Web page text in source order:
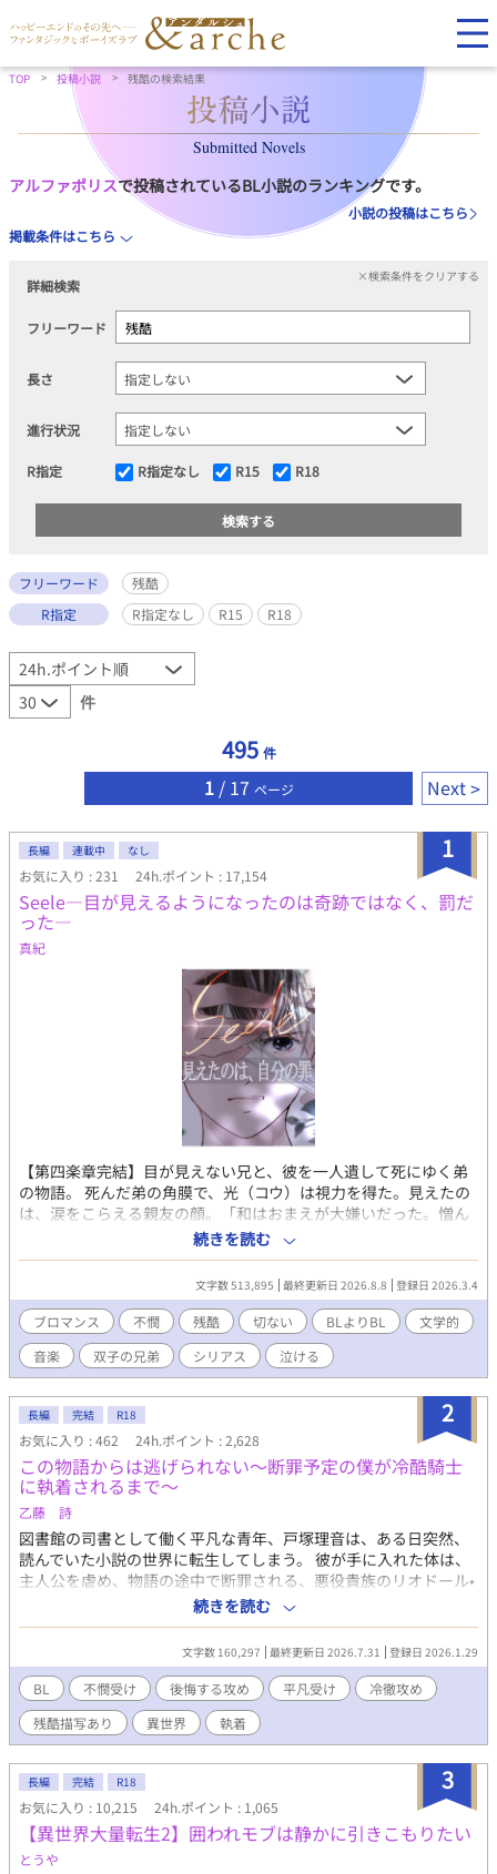
TOP 投稿小説 残酷の検索結果
Submitted Novels
アルファポリスで投稿されているBL小説のランキングです。
小説の投稿はこちら
掲載条件はこちら
詳細検索
×検索条件をクリアする
フリーワード
長さ
進行状況
R指定 R指定なし R15 R18
フリーワード
残酷
R指定
R指定なし R15 R18
件
495 件
1/ 17 ページ Next
1
長編 連載中 なし
お気に入り : 231 24h.ポイント : 17,154
Seele―目が見えるようになったのは奇跡ではなく、罰だ
った―
真紀
【第四楽章完結】目が見えない兄と、彼を一人遺して死にゆく弟
の物語。 死んだ弟の角膜で、光（コウ）は視力を得た。見えたの
は、涙をこらえる親友の顔。「和はおまえが大嫌いだった。憎ん
でた。だからおまえに目をくれたんだよ」光が歌をやめたのは、
その日からだ。 あの人が泣きながら殴るたび、光は願う。「どう
か明日は、早く壊れてしまえますように」と。 光は音楽を捨て、
達哉は涙を隠せないまま、二人は同じ世界に立ち続ける。 これ
は、赦しのない世界で、それでも生きようとする者たちの物語。
ブロマンス寄りですがBL好きな方に読んで欲しい作品です。 「ノ
ンケを堕とすノンケ」が好物の方、ぜひどうぞ。
続きを読む
文字数 513,895 最終更新日 2026.8.8 登録日 2026.3.4
ブロマンス 不憫 残酷 切ない BLよりBL
文学的
音楽
双子の兄弟 シリアス 泣ける
2
長編 完結 R18
お気に入り : 462 24h.ポイント : 2,628
この物語からは逃げられない〜断罪予定の僕が冷酷騎士
に執着されるまで〜
乙藤 詩
図書館の司書として働く平凡な青年、戸塚理音は、ある日突然、
読んでいた小説の世界に転生してしまう。 彼が手に入れた体は、
主人公を虐め、物語の途中で断罪される、悪役貴族のリオドール•
フィリップだった。 リオドールとなった理音は、破滅の運命を回
避するため、「物語の筋書き」を無視し、主人公たちから距離を
置こうと試みる。しかし、そこにはあまりにも残酷な現実が待っ
ていた。 初の平凡受けに挑戦です！ 主人公がかなり辛い目に合い
ますので、苦手な方はご注意下さい。 久しぶりの長編連載です。
感想やお気に入り、とても励みになります！ ぜひよろしくお願い
します！ 毎日0時更新。
続きを読む
文字数 160,297 最終更新日 2026.7.31 登録日 2026.1.29
BL 不憫受け 後悔する攻め 平凡受け
冷徹攻め
残酷描写あり
異世界 執着
3
長編 完結 R18
お気に入り : 10,215 24h.ポイント : 1,065
【異世界大量転生2】囲われモブは静かに引きこもりたい
とうや